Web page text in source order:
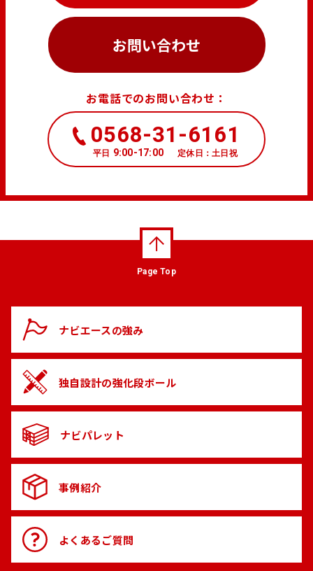
お問い合わせ
お電話でのお問い合わせ：
0568-31-6161
平日 9:00-17:00 定休日：土日祝
Page Top
ナビエースの強み
独自設計の強化段ボール
ナビパレット
事例紹介
よくあるご質問